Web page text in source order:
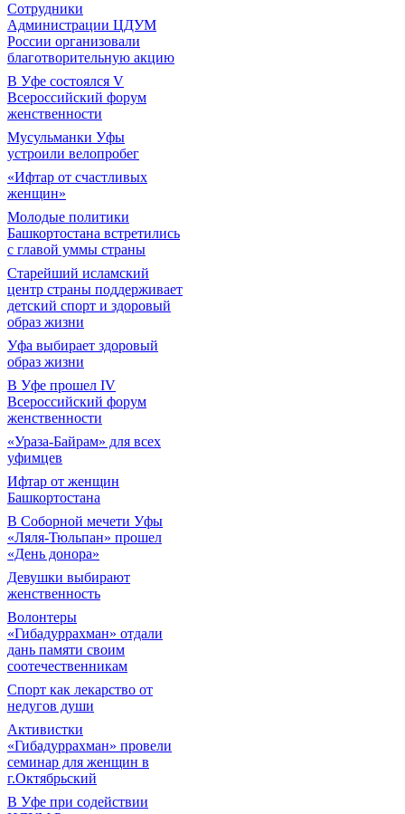
Сотрудники
Администрации ЦДУМ
России организовали
благотворительную акцию
В Уфе состоялся V
Всероссийский форум
женственности
Мусульманки Уфы
устроили велопробег
«Ифтар от счастливых
женщин»
Молодые политики
Башкортостана встретились
с главой уммы страны
Старейший исламский
центр страны поддерживает
детский спорт и здоровый
образ жизни
Уфа выбирает здоровый
образ жизни
В Уфе прошел IV
Всероссийский форум
женственности
«Ураза-Байрам» для всех
уфимцев
Ифтар от женщин
Башкортостана
В Соборной мечети Уфы
«Ляля-Тюльпан» прошел
«День донора»
Девушки выбирают
женственность
Волонтеры
«Гибадуррахман» отдали
дань памяти своим
соотечественникам
Спорт как лекарство от
недугов души
Активистки
«Гибадуррахман» провели
семинар для женщин в
г.Октябрьский
В Уфе при содействии